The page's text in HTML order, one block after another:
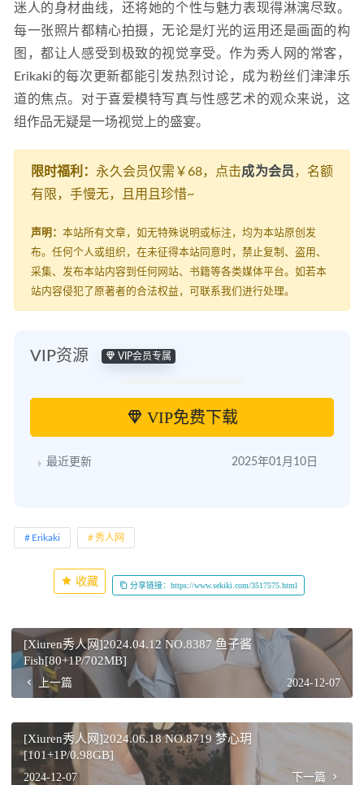
迷人的身材曲线，还将她的个性与魅力表现得淋漓尽致。
每一张照片都精心拍摄，无论是灯光的运用还是画面的构
图，都让人感受到极致的视觉享受。作为秀人网的常客，
Erikaki的每次更新都能引发热烈讨论，成为粉丝们津津乐
道的焦点。对于喜爱模特写真与性感艺术的观众来说，这
组作品无疑是一场视觉上的盛宴。
限时福利： 永久会员仅需￥68，点击成为会员，名额
有限，手慢无，且用且珍惜~
声明： 本站所有文章，如无特殊说明或标注，均为本站原创发
布。任何个人或组织，在未征得本站同意时，禁止复制、盗用、
采集、发布本站内容到任何网站、书籍等各类媒体平台。如若本
站内容侵犯了原著者的合法权益，可联系我们进行处理。
VIP资源 VIP会员专属
VIP免费下载
最近更新 2025年01月10日
Erikaki 秀人网
收藏 分享链接：https://www.sekiki.com/3517575.html
[Xiuren秀人网]2024.04.12 NO.8387 鱼子酱
Fish[80+1P/702MB]
上一篇 2024-12-07
[Xiuren秀人网]2024.06.18 NO.8719 梦心玥
[101+1P/0.98GB]
2024-12-07 下一篇